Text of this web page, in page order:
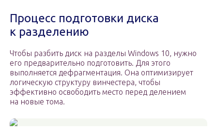
Процесс подготовки диска
к разделению
Чтобы разбить диск на разделы Windows 10, нужно
его предварительно подготовить. Для этого
выполняется дефрагментация. Она оптимизирует
логическую структуру винчестера, чтобы
эффективно освободить место перед делением
на новые тома.